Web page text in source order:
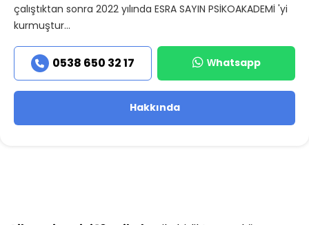
çalıştıktan sonra 2022 yılında ESRA SAYIN PSİKOAKADEMİ 'yi
kurmuştur...
0538 650 32 17 Whatsapp
Hakkında